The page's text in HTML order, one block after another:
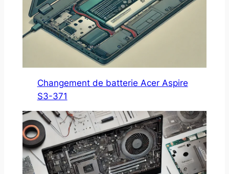
Changement de batterie Acer Aspire
S3-371